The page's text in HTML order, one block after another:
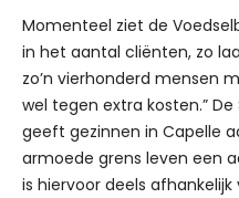
Momenteel ziet de
in het aantal cliënten, zo
zo’n vierhonderd mensen
wel tegen extra kosten.”
geeft gezinnen in Capelle
armoede grens leven een
is hiervoor deels